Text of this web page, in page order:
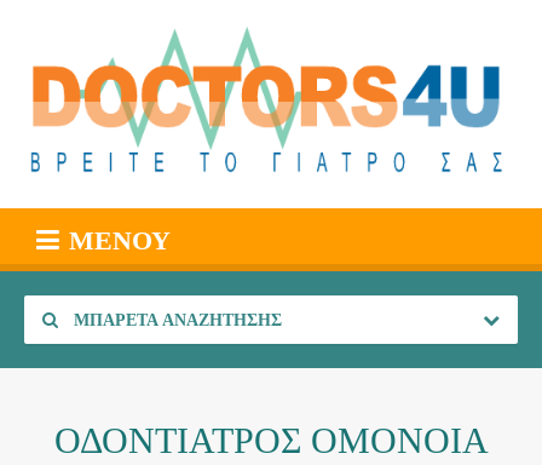
ΜΕΝΟΎ
ΜΠΑΡΈΤΑ ΑΝΑΖΉΤΗΣΗΣ
ΟΔΟΝΤΙΑΤΡΟΣ ΟΜΟΝΟΙΑ